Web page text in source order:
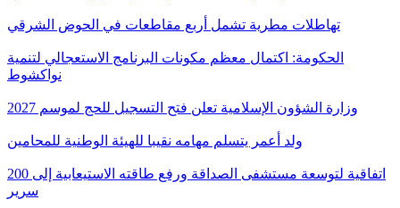
تهاطلات مطرية تشمل أربع مقاطعات في الحوض الشرقي
الحكومة: اكتمال معظم مكونات البرنامج الاستعجالي لتنمية
نواكشوط
وزارة الشؤون الإسلامية تعلن فتح التسجيل للحج لموسم 2027
ولد أعمر يتسلم مهامه نقيبا للهيئة الوطنية للمحامين
اتفاقية لتوسعة مستشفى الصداقة ورفع طاقته الاستيعابية إلى 200
سرير